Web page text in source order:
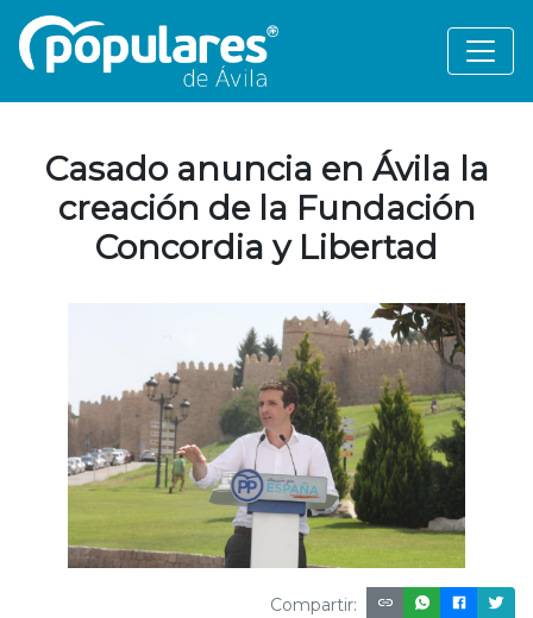
Casado anuncia en Ávila la
creación de la Fundación
Concordia y Libertad
Compartir: